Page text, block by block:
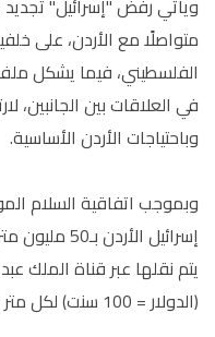
متواصلًا مع الأردن، على
الفلسطيني، فيما يشكل
في العلاقات بين الجانبين،
وباحتياجات الأردن الأساسية.
إسرائيل
يتم نقلها عبر قناة الملك
(الدولار = 100 سنت) لكل متر مكعب.